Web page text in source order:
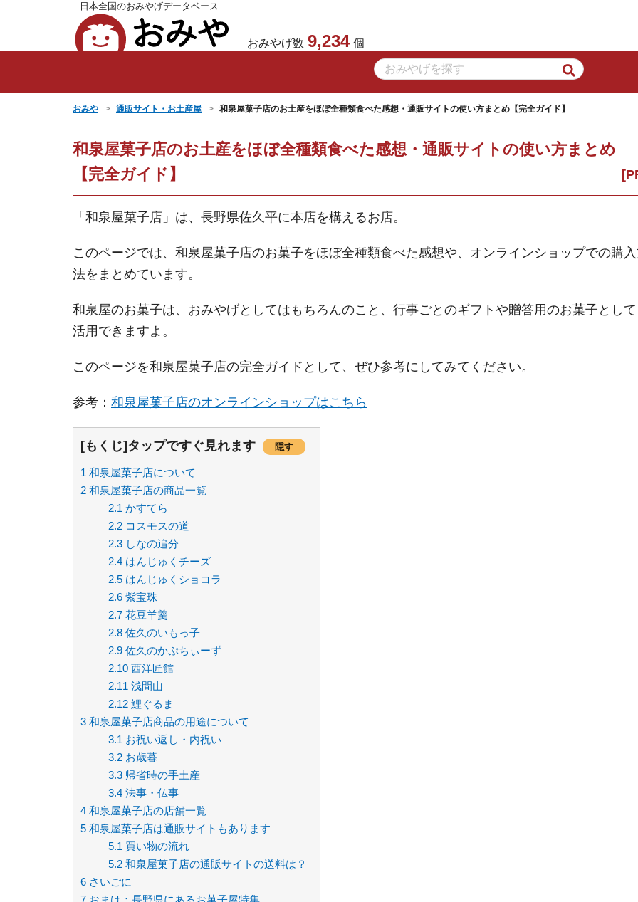
日本全国のおみやげデータベース
おみやげ数 9,234 個
おみや 通販サイト・お土産屋 和泉屋菓子店のお土産をほぼ全種類食べた感想・通販サイトの使い方まとめ【完全ガイド】
和泉屋菓子店のお土産をほぼ全種類食べた感想・通販サイトの使い方まとめ
【完全ガイド】
「和泉屋菓子店」は、長野県佐久平に本店を構えるお店。
このページでは、和泉屋菓子店のお菓子をほぼ全種類食べた感想や、オンラインショップでの購
法をまとめています。
和泉屋のお菓子は、おみやげとしてはもちろんのこと、行事ごとのギフトや贈答用のお菓子とし
活用できますよ。
このページを和泉屋菓子店の完全ガイドとして、ぜひ参考にしてみてください。
参考： 和泉屋菓子店のオンラインショップはこちら
[もくじ]タップですぐ見れます 隠す
1 和泉屋菓子店について
2 和泉屋菓子店の商品一覧
2.1 かすてら
2.2コスモスの道
2.3しなの追分
2.4はんじゅくチーズ
2.5はんじゅくショコラ
2.6紫宝珠
2.7花豆羊羹
2.8佐久のいもっ子
2.9佐久のかぷちぃーず
2.10西洋匠館
2.11 浅間山
2.12鯉ぐるま
3 和泉屋菓子店商品の用途について
3.1 お祝い返し・内祝い
3.2お歳暮
3.3帰省時の手土産
3.4法事・仏事
4 和泉屋菓子店の店舗一覧
5 和泉屋菓子店は通販サイトもあります
5.1 買い物の流れ
5.2和泉屋菓子店の通販サイトの送料は？
6 さいごに
7 おまけ：長野県にあるお菓子屋特集